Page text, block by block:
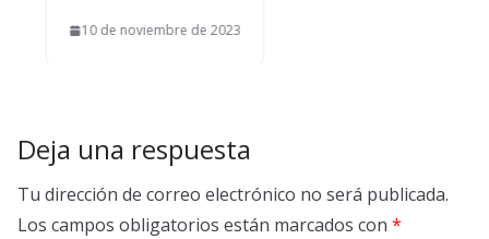
10 de noviembre de 2023
Deja una respuesta
Tu dirección de correo electrónico no será publicada.
Los campos obligatorios están marcados con *